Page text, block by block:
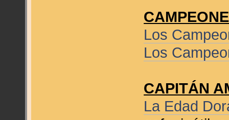
Los
Los
CAPITÁN
La Edad